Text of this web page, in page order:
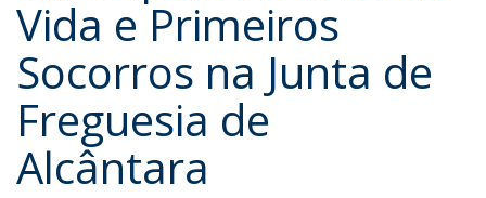
Vida e Primeiros
Socorros na Junta de
Freguesia de
Alcântara